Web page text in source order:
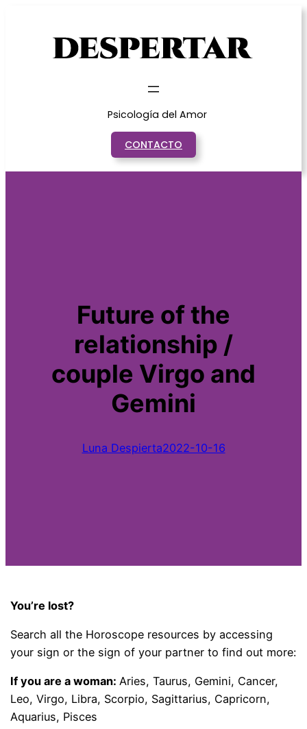
Psicología del Amor
CONTACTO
Future of the
relationship /
couple Virgo and
Gemini
Luna Despierta2022-10-16
You’re lost?
Search all the Horoscope resources by accessing
your sign or the sign of your partner to find out more:
If you are a woman:Aries, Taurus, Gemini, Cancer,
Leo, Virgo, Libra, Scorpio, Sagittarius, Capricorn,
Aquarius, Pisces